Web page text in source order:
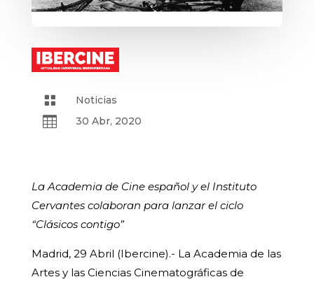
 Noticias
 30 Abr, 2020
La Academia de Cine español y el Instituto
Cervantes colaboran para lanzar el ciclo
“Clásicos contigo”
Madrid, 29 Abril (Ibercine).- La Academia de las
Artes y las Ciencias Cinematográficas de